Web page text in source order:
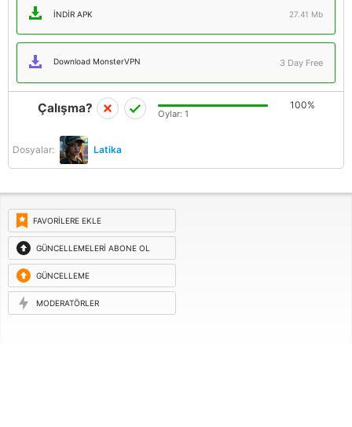
İNDIR APK 27.41 Mb
Download MonsterVPN 3 Day Free
Dosyalar: Latika
Çalışma? 100%
Oylar: 1
FAVORILERE EKLE
GÜNCELLEMELERI ABONE OL
GÜNCELLEME
ISTEĞI
MODERATÖRLER